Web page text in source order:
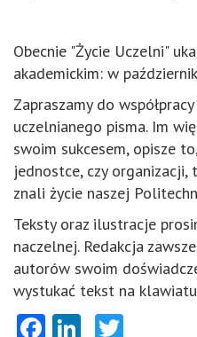
Obecnie "Życie Uczelni"
akademickim: w
Zapraszamy do
uczelnianego pisma. Im
swoim sukcesem, opisze
jednostce, czy organizacji,
znali życie naszej
Teksty oraz ilustracje
naczelnej. Redakcja
autorów swoim
wystukać tekst na
Facebook
LinkedIn